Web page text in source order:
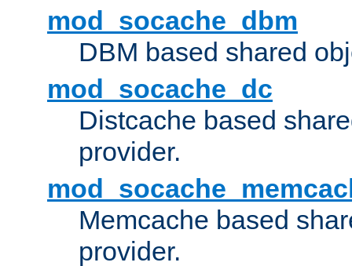
mod_socache_dbm
DBM based shared
mod_socache_dc
Distcache based
provider.
Memcache based
provider.